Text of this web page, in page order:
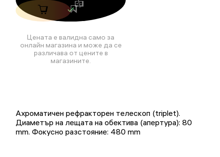
Цената е валидна само за
онлайн магазина и може да се
различава от цените в
магазините.
Ахроматичен рефракторен телескоп (triplet).
Диаметър на лещата на обектива (апертура): 80
mm. Фокусно разстояние: 480 mm